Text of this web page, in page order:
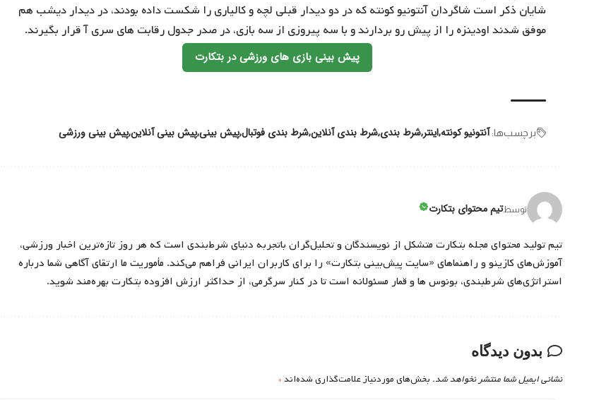
شایان ذکر است شاگردان آنتونیو کونته که در دو دیدار قبلی لچه و کالیاری را شکست داده بودند، در دیدار دیشب هم
موفق شدند اودینزه را از پیش رو بردارند و با سه پیروزی از سه بازی، در صدر جدول رقابت های سری آ قرار بگیرند.
پیش بینی بازی های ورزشی در بتکارت
برچسب‌‌ها: آنتونیو کونتهاینترشرط بندیشرط بندی آنلاینشرط بندی فوتبالپیش بینیپیش بینی آنلاینپیش بینی ورزشی
توسطتیم محتوای بتکارت
تیم تولید محتوای مجله بتکارت متشکل از نویسندگان و تحلیل‌گران باتجربه دنیای شرط‌بندی است که هر روز تازه‌ترین اخبار ورزشی،
آموزش‌های کازینو و راهنماهای «سایت پیش‌بینی بتکارت» را برای کاربران ایرانی فراهم می‌کند. مأموریت ما ارتقای آگاهی شما درباره
استراتژی‌های شرطبندی، بونوس ها و قمار مسئولانه است تا در کنار سرگرمی، از حداکثر ارزش افزوده بتکارت بهره‌مند شوید.
بدون دیدگاه
نشانی ایمیل شما منتشر نخواهد شد. بخش‌های موردنیاز علامت‌گذاری شده‌اند*